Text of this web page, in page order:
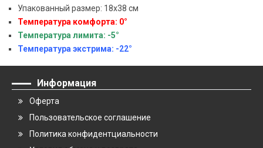
Упакованный размер: 18х38 cм
Температура комфорта: 0°
Температура лимита: -5°
Температура экстрима: -22°
Информация
Оферта
Пользовательское соглашение
Политика конфидентциальности